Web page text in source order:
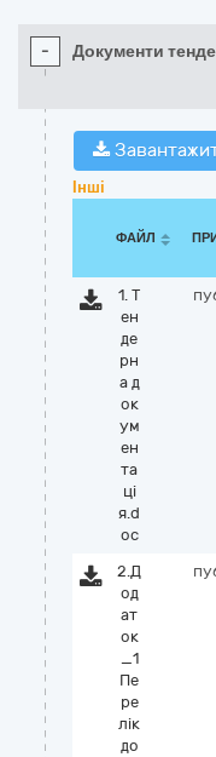
- Документи
Інші
ФАЙЛ
1. Т
ен
де
рн
а д
ок
ум
ен
та
цi
я.d
oc
2.Д
од
ат
ок
_1
Пе
ре
лік
до